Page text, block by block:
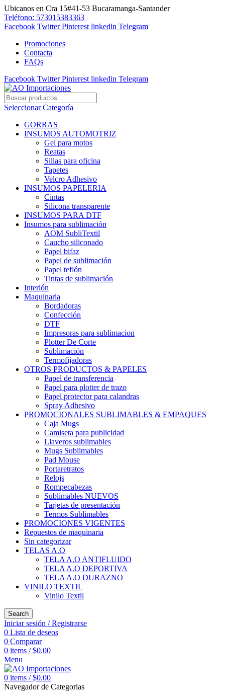
Ubicanos en Cra 15#41-53 Bucaramanga-Santander
Teléfono: 573015383363
Facebook Twitter Pinterest linkedin Telegram
Promociones
Contacta
FAQs
Facebook Twitter Pinterest linkedin Telegram
Seleccionar Categoría
GORRAS
INSUMOS AUTOMOTRIZ
Gel para motos
Reatas
Sillas para oficina
Tapetes
Velcro Adhesivo
INSUMOS PAPELERIA
Cintas
Silicona transparente
INSUMOS PARA DTF
Insumos para sublimación
AOM SubliTextil
Caucho siliconado
Papel bifaz
Papel de sublimación
Papel teflón
Tintas de sublimación
Interlón
Maquinaria
Bordadoras
Confección
DTF
Impresoras para sublimacion
Plotter De Corte
Sublimación
Termofijadoras
OTROS PRODUCTOS & PAPELES
Papel de transferencia
Papel para plotter de trazo
Papel protector para calandras
Spray Adhesivo
PROMOCIONALES SUBLIMABLES & EMPAQUES
Caja Mugs
Camiseta para publicidad
Llaveros sublimables
Mugs Sublimables
Pad Mouse
Portaretratos
Relojs
Rompecabezas
Sublimables NUEVOS
Tarjetas de presentación
Termos Sublimables
PROMOCIONES VIGENTES
Repuestos de maquinaria
Sin categorizar
TELAS A.O
TELA A.O ANTIFLUIDO
TELA A.O DEPORTIVA
TELA A.O DURAZNO
VINILO TEXTIL
Vinilo Textil
Search
Iniciar sesión / Registrarse
0 Lista de deseos
0 Comparar
0 items / $0.00
Menu
0 items / $0.00
Navegador de Categorias